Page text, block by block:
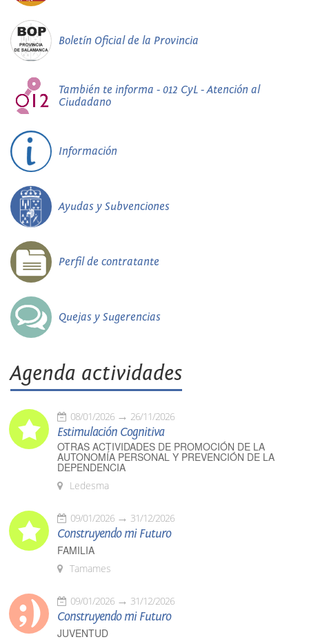
Boletín Oficial de la Provincia
También te informa - 012 CyL - Atención al
Ciudadano
Información
Ayudas y Subvenciones
Perfil de contratante
Quejas y Sugerencias
Agenda actividades
08/01/2026 26/11/2026
Estimulación Cognitiva
OTRAS ACTIVIDADES DE PROMOCIÓN DE LA
AUTONOMÍA PERSONAL Y PREVENCIÓN DE LA
DEPENDENCIA
Ledesma
09/01/2026 31/12/2026
Construyendo mi Futuro
FAMILIA
Tamames
09/01/2026 31/12/2026
Construyendo mi Futuro
JUVENTUD